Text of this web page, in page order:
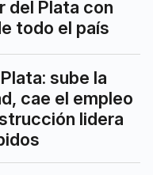
del Plata con
todo el país
sube la
cae el empleo
lidera